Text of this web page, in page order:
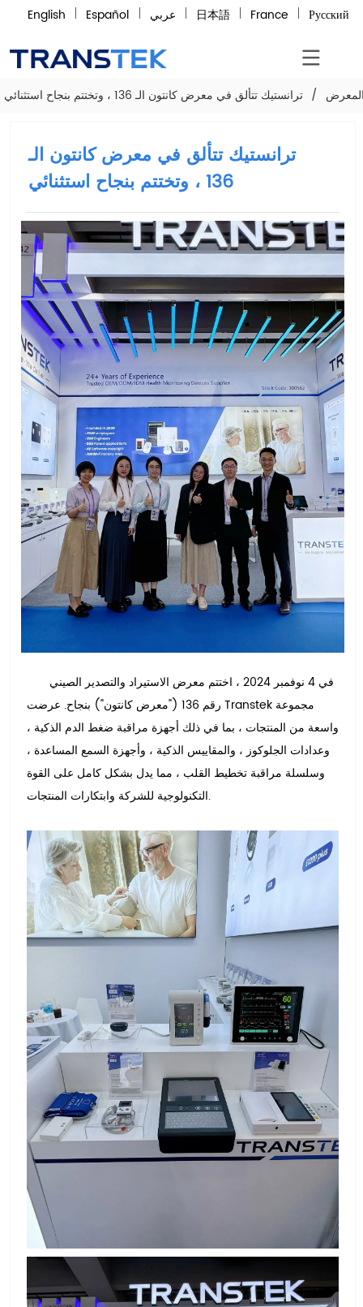
English Español عربي 日本語 France Русский
/ ترانستيك تتألق في معرض كانتون الـ 136 ، وتختتم بنجاح استثنائي
ترانستيك تتألق في معرض كانتون الـ
136 ، وتختتم بنجاح استثنائي
في 4 نوفمبر 2024 ، اختتم معرض الاستيراد والتصدير الصيني
رقم 136 ("معرض كانتون") بنجاح. عرضت Transtek مجموعة
واسعة من المنتجات ، بما في ذلك أجهزة مراقبة ضغط الدم الذكية ،
وعدادات الجلوكوز ، والمقاييس الذكية ، وأجهزة السمع المساعدة ،
وسلسلة مراقبة تخطيط القلب ، مما يدل بشكل كامل على القوة
التكنولوجية للشركة وابتكارات المنتجات.